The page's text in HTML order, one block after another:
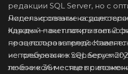
редакции SQL Server, но с
моделью оплаты на
Каждый пакет покрывает 2
процессора и
использование SQL Server
течение 36 месяцев с
Лицензирование
ядрам» — вы платите только
не за пользователей.
не требуются: к серверу
любое количество